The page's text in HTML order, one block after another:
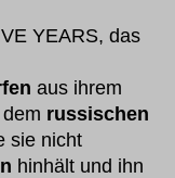
YEARS, das
aus ihrem
russischen
sie nicht
hinhält und ihn